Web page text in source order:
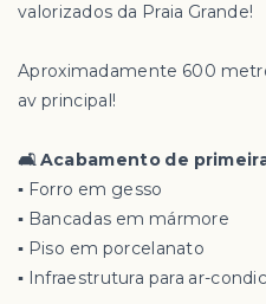
valorizados da Praia Grande!
Aproximadamente 600
av principal!
🛋️ Acabamento de
▪️ Forro em gesso
▪️ Bancadas em mármore
▪️ Piso em porcelanato
▪️ Infraestrutura para ar-